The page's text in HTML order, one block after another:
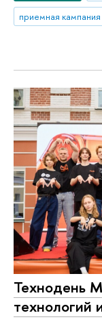
приемная
Технодень
технологий